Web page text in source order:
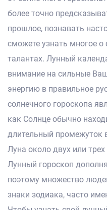
более точно
прошлое, познавать
сможете узнать многое о
талантах. Лунный
внимание на сильные
энергию в правильное
солнечного гороскопа
как Солнце обычно
длительный промежуток
Луна около двух или
Лунный гороскоп
поэтому множество
знаки зодиака, часто